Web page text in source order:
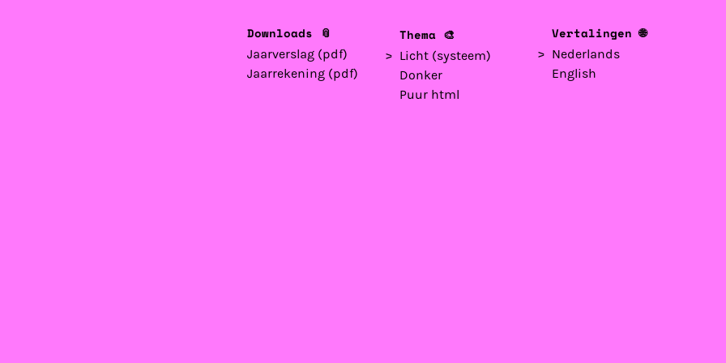
Downloads 📎
Jaarverslag (pdf)
Jaarrekening (pdf)
Thema 🎨
Licht
Donker
Puur html
Vertalingen 🌐
Nederlands
English